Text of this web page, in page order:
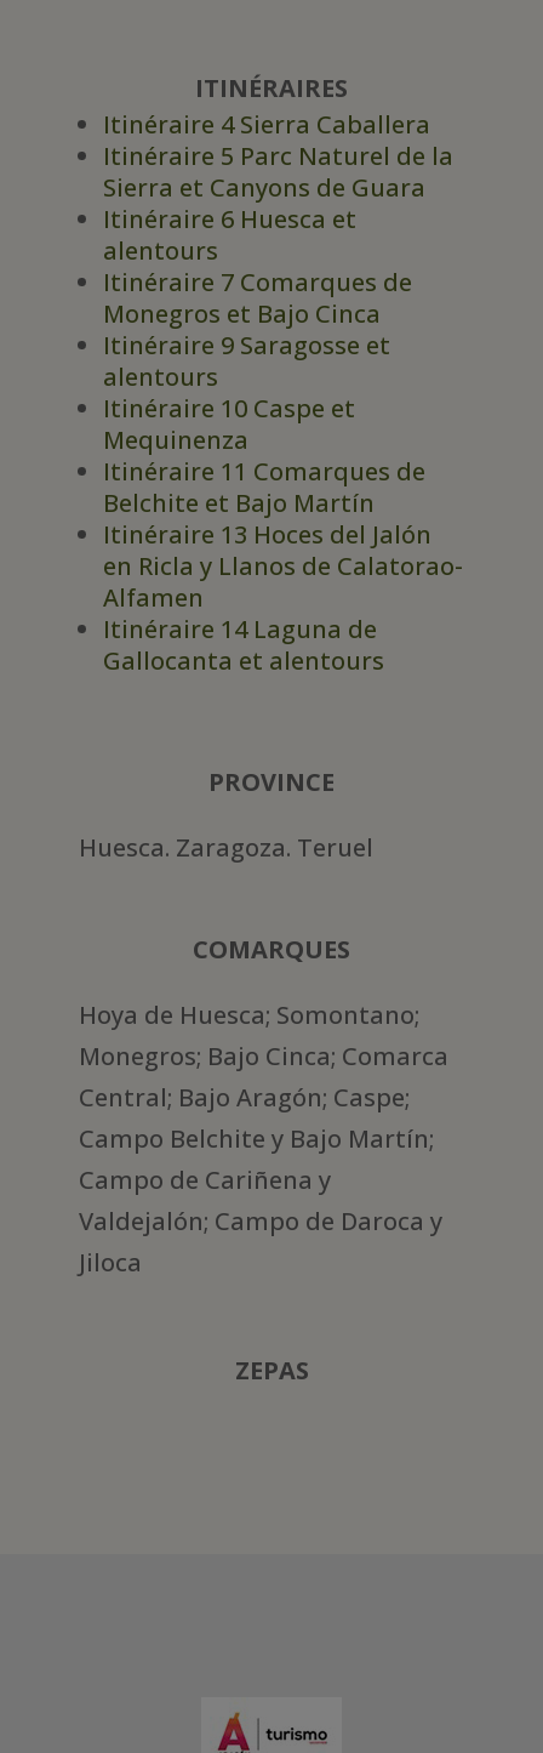
ITINÉRAIRES
Itinéraire 4 Sierra Caballera
Itinéraire 5 Parc Naturel de la
Sierra et Canyons de Guara
Itinéraire 6 Huesca et
alentours
Itinéraire 7 Comarques de
Monegros et Bajo Cinca
Itinéraire 9 Saragosse et
alentours
Itinéraire 10 Caspe et
Mequinenza
Itinéraire 11 Comarques de
Belchite et Bajo Martín
Itinéraire 13 Hoces del Jalón
en Ricla y Llanos de Calatorao-
Alfamen
Itinéraire 14 Laguna de
Gallocanta et alentours
PROVINCE
Huesca. Zaragoza. Teruel
COMARQUES
Hoya de Huesca; Somontano;
Monegros; Bajo Cinca; Comarca
Central; Bajo Aragón; Caspe;
Campo Belchite y Bajo Martín;
Campo de Cariñena y
Valdejalón; Campo de Daroca y
Jiloca
ZEPAS